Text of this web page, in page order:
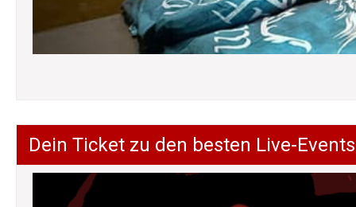
Dein Ticket zu den besten Live-Events